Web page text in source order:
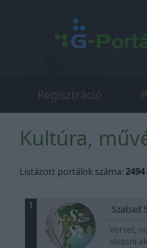
Regisztráció
Kultúra,
Listázott portálok száma:2494
1
Szabad
Verset,
olvasni